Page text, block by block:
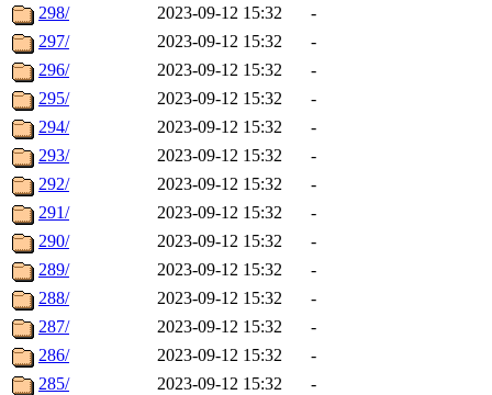
298/
2023-09-12 15:32
-
297/
2023-09-12 15:32
-
296/
2023-09-12 15:32
-
295/
2023-09-12 15:32
-
294/
2023-09-12 15:32
-
293/
2023-09-12 15:32
-
292/
2023-09-12 15:32
-
291/
2023-09-12 15:32
-
290/
2023-09-12 15:32
-
289/
2023-09-12 15:32
-
288/
2023-09-12 15:32
-
287/
2023-09-12 15:32
-
286/
2023-09-12 15:32
-
285/
2023-09-12 15:32
-